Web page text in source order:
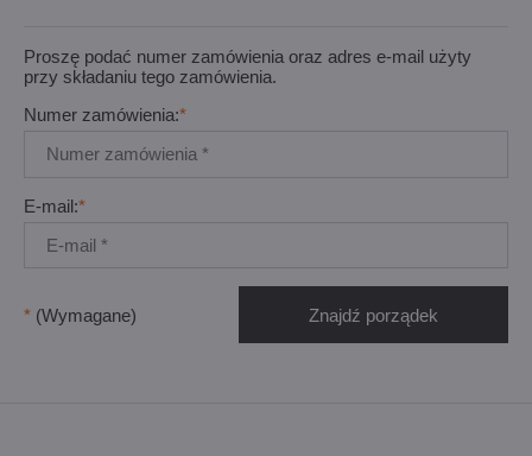
Proszę podać numer zamówienia oraz adres e-mail użyty
przy składaniu tego zamówienia.
Numer zamówienia:*
E-mail:*
* (Wymagane) Znajdź porządek